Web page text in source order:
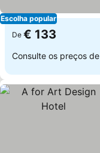
Escolha popular
De € 133
Consulte os preços de